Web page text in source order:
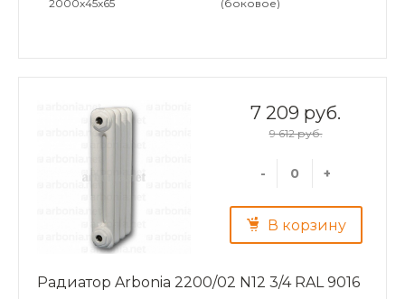
2000x45x65
(боковое)
7 209 руб.
9 612 руб.
- +
В корзину
Радиатор Arbonia 2200/02 N12 3/4 RAL 9016